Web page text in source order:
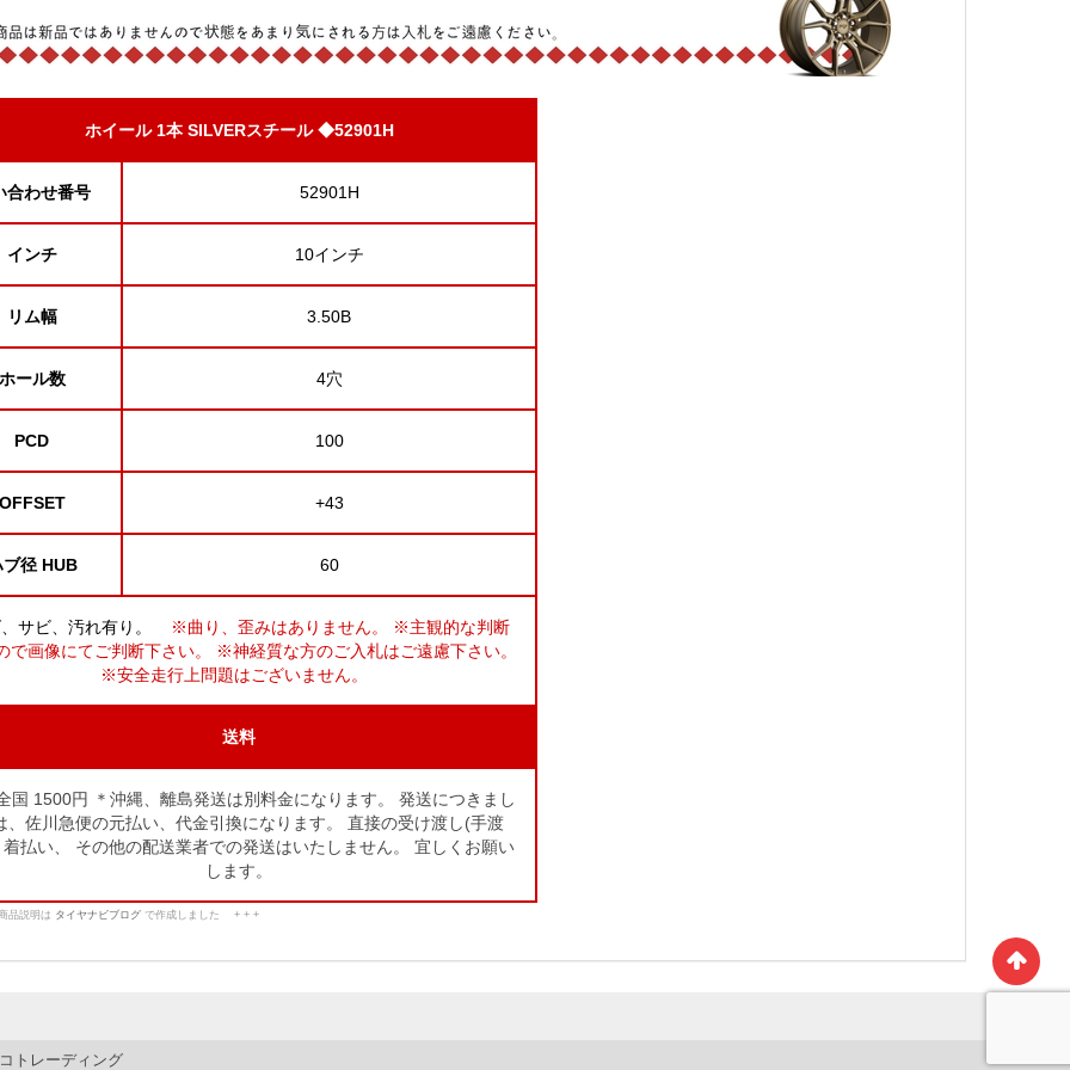
ホイール 1本 SILVERスチール ◆52901H
合わせ番号 52901H
インチ 10インチ
リム幅 3.50B
ール数 4穴
PCD 100
+43
ブ径 HUB 60
サビ、汚れ有り。
※曲り、歪みはありません。 ※主観的な判断
で画像にてご判断下さい。 ※神経質な方のご入札はご遠慮下さい。
※安全走行上問題はございません。
送料
国 1500円 ＊沖縄、離島発送は別料金になります。 発送につきまし
、佐川急便の元払い、代金引換になります。
直接の受け渡し(手渡
払い、
その他の配送業者での発送はいたしません。
宜しくお願い
します。
品説明は タイヤナビブログ で作成しました + + +
トレーディング